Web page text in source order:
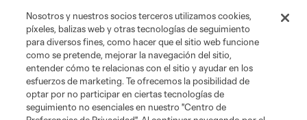
Club
Tickets
News
Nosotros y nuestros socios terceros utilizamos cookies,
píxeles, balizas web y otras tecnologías de seguimiento
para diversos fines, como hacer que el sitio web funcione
como se pretende, mejorar la navegación del sitio,
entender cómo te relacionas con el sitio y ayudar en los
esfuerzos de marketing. Te ofrecemos la posibilidad de
optar por no participar en ciertas tecnologías de
seguimiento no esenciales en nuestro "Centro de